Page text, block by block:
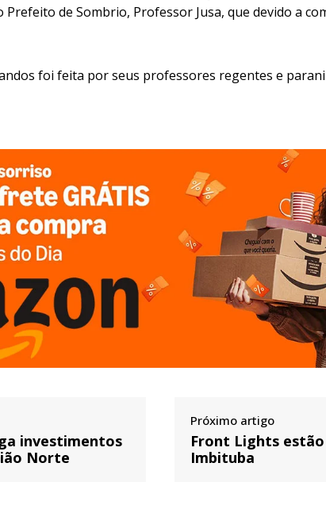
Prefeito de Sombrio, Professor Jusa, que devido a
foi feita por seus professores regentes e
investimentos
Norte
Próximo artigo
Front Lights
Imbituba